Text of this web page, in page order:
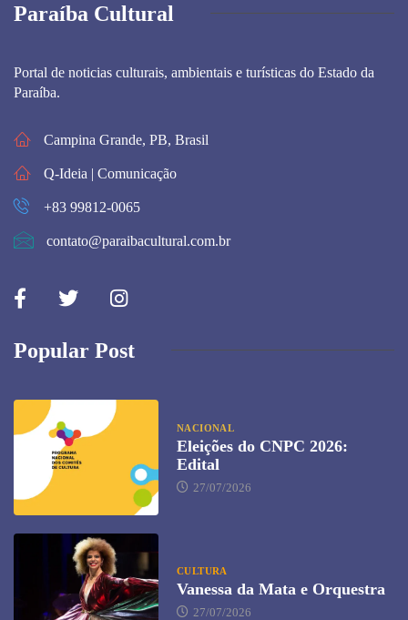
Paraíba Cultural
Portal de noticias culturais, ambientais e turísticas do Estado da
Paraíba.
Campina Grande, PB, Brasil
Q-Ideia | Comunicação
+83 99812-0065
contato@paraibacultural.com.br
Popular Post
NACIONAL
Eleições do CNPC 2026:
Edital
27/07/2026
CULTURA
Vanessa da Mata e Orquestra
27/07/2026